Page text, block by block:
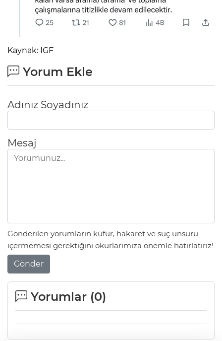
Kaynak: IGF
Yorum Ekle
Adınız Soyadınız
Mesaj
Gönderilen yorumların küfür, hakaret ve suç unsuru
içermemesi gerektiğini okurlarımıza önemle hatırlatırız!
Gönder
Yorumlar (0)